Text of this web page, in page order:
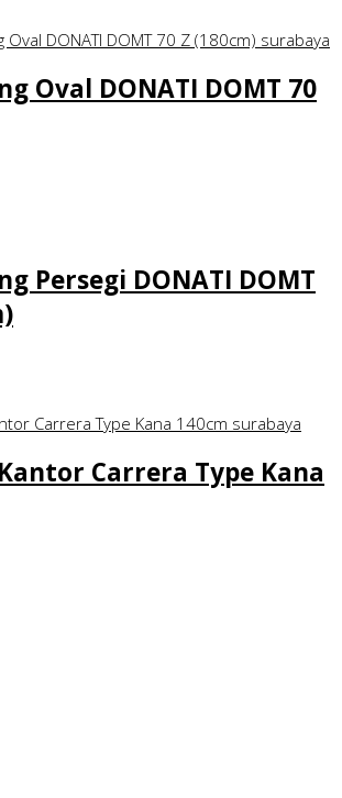
Oval DONATI DOMT 70
Persegi DONATI DOMT
Carrera Type Kana